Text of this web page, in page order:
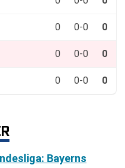
0 0-0 0
0 0-0 0
0 0-0 0
Bayerns